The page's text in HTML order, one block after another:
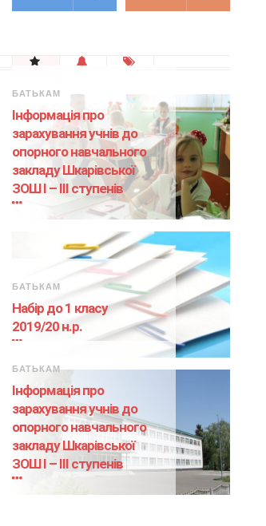
БАТЬКАМ
Інформація про
зарахування учнів до
опорного навчального
закладу Шкарівської
ЗОШ І – ІІІ ступенів
БАТЬКАМ
Набір до 1 класу
2019/20 н.р.
БАТЬКАМ
Інформація про
зарахування учнів до
опорного навчального
закладу Шкарівської
ЗОШ І – ІІІ ступенів